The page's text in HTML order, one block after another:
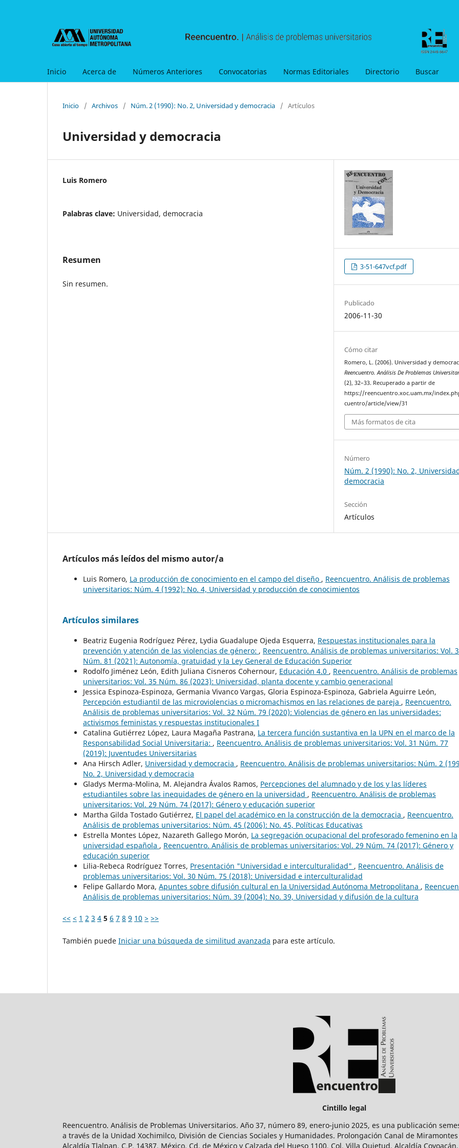
Inicio Acerca de Números Anteriores Convocatorias Normas Editoriales Directorio Buscar
Inicio / Archivos / Núm. 2 (1990): No. 2, Universidad y democracia / Artículos
Universidad y democracia
Luis Romero
Palabras clave: Universidad, democracia
Resumen
Sin resumen.
3-51-647vcf.pdf
Publicado
2006-11-30
Cómo citar
Romero, L. (2006). Universidad y
Reencuentro. Análisis De Problemas
(2), 32–33. Recuperado a partir de
https://reencuentro.xoc.uam.mx/
cuentro/article/view/31
Más formatos de cita
Número
Núm. 2 (1990): No. 2,
democracia
Sección
Artículos
Artículos más leídos del mismo autor/a
Luis Romero, La producción de conocimiento en el campo del diseño , Reencuentro. Análisis de problemas
universitarios: Núm. 4 (1992): No. 4, Universidad y producción de conocimientos
Artículos similares
Beatriz Eugenia Rodríguez Pérez, Lydia Guadalupe Ojeda Esquerra, Respuestas institucionales para la
prevención y atención de las violencias de género: , Reencuentro. Análisis de problemas universitarios: Vol.
Núm. 81 (2021): Autonomía, gratuidad y la Ley General de Educación Superior
Rodolfo Jiménez León, Edith Juliana Cisneros Cohernour, Educación 4.0 , Reencuentro. Análisis de problemas
universitarios: Vol. 35 Núm. 86 (2023): Universidad, planta docente y cambio generacional
Jessica Espinoza-Espinoza, Germania Vivanco Vargas, Gloria Espinoza-Espinoza, Gabriela Aguirre León,
Percepción estudiantil de las microviolencias o micromachismos en las relaciones de pareja , Reencuentro.
Análisis de problemas universitarios: Vol. 32 Núm. 79 (2020): Violencias de género en las universidades:
activismos feministas y respuestas institucionales I
Catalina Gutiérrez López, Laura Magaña Pastrana, La tercera función sustantiva en la UPN en el marco de la
Responsabilidad Social Universitaria: , Reencuentro. Análisis de problemas universitarios: Vol. 31 Núm. 77
(2019): Juventudes Universitarias
Ana Hirsch Adler, Universidad y democracia , Reencuentro. Análisis de problemas universitarios: Núm. 2
No. 2, Universidad y democracia
Gladys Merma-Molina, M. Alejandra Ávalos Ramos, Percepciones del alumnado y de los y las líderes
estudiantiles sobre las inequidades de género en la universidad , Reencuentro. Análisis de problemas
universitarios: Vol. 29 Núm. 74 (2017): Género y educación superior
Martha Gilda Tostado Gutiérrez, El papel del académico en la construcción de la democracia , Reencuentro.
Análisis de problemas universitarios: Núm. 45 (2006): No. 45, Políticas Educativas
Estrella Montes López, Nazareth Gallego Morón, La segregación ocupacional del profesorado femenino en la
universidad española , Reencuentro. Análisis de problemas universitarios: Vol. 29 Núm. 74 (2017): Género y
educación superior
Lilia-Rebeca Rodríguez Torres, Presentación "Universidad e interculturalidad" , Reencuentro. Análisis de
problemas universitarios: Vol. 30 Núm. 75 (2018): Universidad e interculturalidad
Felipe Gallardo Mora, Apuntes sobre difusión cultural en la Universidad Autónoma Metropolitana ,
Análisis de problemas universitarios: Núm. 39 (2004): No. 39, Universidad y difusión de la cultura
<< < 1 2 3 4 5 6 7 8 9 10 > >>
También puede Iniciar una búsqueda de similitud avanzada para este artículo.
Cintillo legal
Reencuentro. Análisis de Problemas Universitarios. Año 37, número 89, enero-junio 2025, es una publicación
a través de la Unidad Xochimilco, División de Ciencias Sociales y Humanidades. Prolongación Canal de Miramontes
Alcaldía Tlalpan, C.P. 14387, México, Cd. de México y Calzada del Hueso 1100, Col. Villa Quietud, Alcaldía